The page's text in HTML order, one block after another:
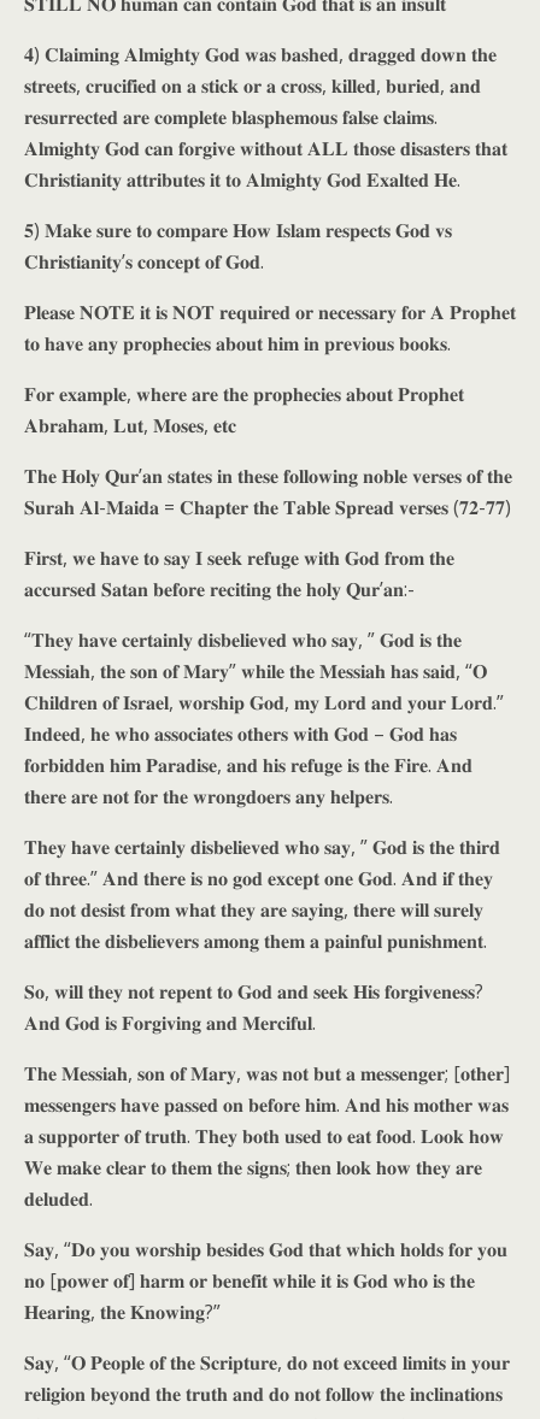
𝟒) 𝐂𝐥𝐚𝐢𝐦𝐢𝐧𝐠 𝐀𝐥𝐦𝐢𝐠𝐡𝐭𝐲 𝐆𝐨𝐝 𝐰𝐚𝐬 𝐛𝐚𝐬𝐡𝐞𝐝, 𝐝𝐫𝐚𝐠𝐠𝐞𝐝 𝐝𝐨𝐰𝐧 𝐭𝐡𝐞
𝐬𝐭𝐫𝐞𝐞𝐭𝐬, 𝐜𝐫𝐮𝐜𝐢𝐟𝐢𝐞𝐝 𝐨𝐧 𝐚 𝐬𝐭𝐢𝐜𝐤 𝐨𝐫 𝐚 𝐜𝐫𝐨𝐬𝐬, 𝐤𝐢𝐥𝐥𝐞𝐝, 𝐛𝐮𝐫𝐢𝐞𝐝, 𝐚𝐧𝐝
𝐫𝐞𝐬𝐮𝐫𝐫𝐞𝐜𝐭𝐞𝐝 𝐚𝐫𝐞 𝐜𝐨𝐦𝐩𝐥𝐞𝐭𝐞 𝐛𝐥𝐚𝐬𝐩𝐡𝐞𝐦𝐨𝐮𝐬 𝐟𝐚𝐥𝐬𝐞 𝐜𝐥𝐚𝐢𝐦𝐬.
𝐀𝐥𝐦𝐢𝐠𝐡𝐭𝐲 𝐆𝐨𝐝 𝐜𝐚𝐧 𝐟𝐨𝐫𝐠𝐢𝐯𝐞 𝐰𝐢𝐭𝐡𝐨𝐮𝐭 𝐀𝐋𝐋 𝐭𝐡𝐨𝐬𝐞 𝐝𝐢𝐬𝐚𝐬𝐭𝐞𝐫𝐬 𝐭𝐡𝐚𝐭
𝐂𝐡𝐫𝐢𝐬𝐭𝐢𝐚𝐧𝐢𝐭𝐲 𝐚𝐭𝐭𝐫𝐢𝐛𝐮𝐭𝐞𝐬 𝐢𝐭 𝐭𝐨 𝐀𝐥𝐦𝐢𝐠𝐡𝐭𝐲 𝐆𝐨𝐝 𝐄𝐱𝐚𝐥𝐭𝐞𝐝 𝐇𝐞.
𝟓) 𝐌𝐚𝐤𝐞 𝐬𝐮𝐫𝐞 𝐭𝐨 𝐜𝐨𝐦𝐩𝐚𝐫𝐞 𝐇𝐨𝐰 𝐈𝐬𝐥𝐚𝐦 𝐫𝐞𝐬𝐩𝐞𝐜𝐭𝐬 𝐆𝐨𝐝 𝐯𝐬
𝐂𝐡𝐫𝐢𝐬𝐭𝐢𝐚𝐧𝐢𝐭𝐲’𝐬 𝐜𝐨𝐧𝐜𝐞𝐩𝐭 𝐨𝐟 𝐆𝐨𝐝.
𝐏𝐥𝐞𝐚𝐬𝐞 𝐍𝐎𝐓𝐄 𝐢𝐭 𝐢𝐬 𝐍𝐎𝐓 𝐫𝐞𝐪𝐮𝐢𝐫𝐞𝐝 𝐨𝐫 𝐧𝐞𝐜𝐞𝐬𝐬𝐚𝐫𝐲 𝐟𝐨𝐫 𝐀 𝐏𝐫𝐨𝐩𝐡𝐞𝐭
𝐭𝐨 𝐡𝐚𝐯𝐞 𝐚𝐧𝐲 𝐩𝐫𝐨𝐩𝐡𝐞𝐜𝐢𝐞𝐬 𝐚𝐛𝐨𝐮𝐭 𝐡𝐢𝐦 𝐢𝐧 𝐩𝐫𝐞𝐯𝐢𝐨𝐮𝐬 𝐛𝐨𝐨𝐤𝐬.
𝐅𝐨𝐫 𝐞𝐱𝐚𝐦𝐩𝐥𝐞, 𝐰𝐡𝐞𝐫𝐞 𝐚𝐫𝐞 𝐭𝐡𝐞 𝐩𝐫𝐨𝐩𝐡𝐞𝐜𝐢𝐞𝐬 𝐚𝐛𝐨𝐮𝐭 𝐏𝐫𝐨𝐩𝐡𝐞𝐭
𝐀𝐛𝐫𝐚𝐡𝐚𝐦, 𝐋𝐮𝐭, 𝐌𝐨𝐬𝐞𝐬, 𝐞𝐭𝐜
𝐓𝐡𝐞 𝐇𝐨𝐥𝐲 𝐐𝐮𝐫’𝐚𝐧 𝐬𝐭𝐚𝐭𝐞𝐬 𝐢𝐧 𝐭𝐡𝐞𝐬𝐞 𝐟𝐨𝐥𝐥𝐨𝐰𝐢𝐧𝐠 𝐧𝐨𝐛𝐥𝐞 𝐯𝐞𝐫𝐬𝐞𝐬 𝐨𝐟 𝐭𝐡𝐞
𝐒𝐮𝐫𝐚𝐡 𝐀𝐥-𝐌𝐚𝐢𝐝𝐚 = 𝐂𝐡𝐚𝐩𝐭𝐞𝐫 𝐭𝐡𝐞 𝐓𝐚𝐛𝐥𝐞 𝐒𝐩𝐫𝐞𝐚𝐝 𝐯𝐞𝐫𝐬𝐞𝐬 (𝟕𝟐-𝟕𝟕)
𝐅𝐢𝐫𝐬𝐭, 𝐰𝐞 𝐡𝐚𝐯𝐞 𝐭𝐨 𝐬𝐚𝐲 𝐈 𝐬𝐞𝐞𝐤 𝐫𝐞𝐟𝐮𝐠𝐞 𝐰𝐢𝐭𝐡 𝐆𝐨𝐝 𝐟𝐫𝐨𝐦 𝐭𝐡𝐞
𝐚𝐜𝐜𝐮𝐫𝐬𝐞𝐝 𝐒𝐚𝐭𝐚𝐧 𝐛𝐞𝐟𝐨𝐫𝐞 𝐫𝐞𝐜𝐢𝐭𝐢𝐧𝐠 𝐭𝐡𝐞 𝐡𝐨𝐥𝐲 𝐐𝐮𝐫’𝐚𝐧:-
“𝐓𝐡𝐞𝐲 𝐡𝐚𝐯𝐞 𝐜𝐞𝐫𝐭𝐚𝐢𝐧𝐥𝐲 𝐝𝐢𝐬𝐛𝐞𝐥𝐢𝐞𝐯𝐞𝐝 𝐰𝐡𝐨 𝐬𝐚𝐲, ” 𝐆𝐨𝐝 𝐢𝐬 𝐭𝐡𝐞
𝐌𝐞𝐬𝐬𝐢𝐚𝐡, 𝐭𝐡𝐞 𝐬𝐨𝐧 𝐨𝐟 𝐌𝐚𝐫𝐲” 𝐰𝐡𝐢𝐥𝐞 𝐭𝐡𝐞 𝐌𝐞𝐬𝐬𝐢𝐚𝐡 𝐡𝐚𝐬 𝐬𝐚𝐢𝐝, “𝐎
𝐂𝐡𝐢𝐥𝐝𝐫𝐞𝐧 𝐨𝐟 𝐈𝐬𝐫𝐚𝐞𝐥, 𝐰𝐨𝐫𝐬𝐡𝐢𝐩 𝐆𝐨𝐝, 𝐦𝐲 𝐋𝐨𝐫𝐝 𝐚𝐧𝐝 𝐲𝐨𝐮𝐫 𝐋𝐨𝐫𝐝.”
𝐈𝐧𝐝𝐞𝐞𝐝, 𝐡𝐞 𝐰𝐡𝐨 𝐚𝐬𝐬𝐨𝐜𝐢𝐚𝐭𝐞𝐬 𝐨𝐭𝐡𝐞𝐫𝐬 𝐰𝐢𝐭𝐡 𝐆𝐨𝐝 – 𝐆𝐨𝐝 𝐡𝐚𝐬
𝐟𝐨𝐫𝐛𝐢𝐝𝐝𝐞𝐧 𝐡𝐢𝐦 𝐏𝐚𝐫𝐚𝐝𝐢𝐬𝐞, 𝐚𝐧𝐝 𝐡𝐢𝐬 𝐫𝐞𝐟𝐮𝐠𝐞 𝐢𝐬 𝐭𝐡𝐞 𝐅𝐢𝐫𝐞. 𝐀𝐧𝐝
𝐭𝐡𝐞𝐫𝐞 𝐚𝐫𝐞 𝐧𝐨𝐭 𝐟𝐨𝐫 𝐭𝐡𝐞 𝐰𝐫𝐨𝐧𝐠𝐝𝐨𝐞𝐫𝐬 𝐚𝐧𝐲 𝐡𝐞𝐥𝐩𝐞𝐫𝐬.
𝐓𝐡𝐞𝐲 𝐡𝐚𝐯𝐞 𝐜𝐞𝐫𝐭𝐚𝐢𝐧𝐥𝐲 𝐝𝐢𝐬𝐛𝐞𝐥𝐢𝐞𝐯𝐞𝐝 𝐰𝐡𝐨 𝐬𝐚𝐲, ” 𝐆𝐨𝐝 𝐢𝐬 𝐭𝐡𝐞 𝐭𝐡𝐢𝐫𝐝
𝐨𝐟 𝐭𝐡𝐫𝐞𝐞.” 𝐀𝐧𝐝 𝐭𝐡𝐞𝐫𝐞 𝐢𝐬 𝐧𝐨 𝐠𝐨𝐝 𝐞𝐱𝐜𝐞𝐩𝐭 𝐨𝐧𝐞 𝐆𝐨𝐝. 𝐀𝐧𝐝 𝐢𝐟 𝐭𝐡𝐞𝐲
𝐝𝐨 𝐧𝐨𝐭 𝐝𝐞𝐬𝐢𝐬𝐭 𝐟𝐫𝐨𝐦 𝐰𝐡𝐚𝐭 𝐭𝐡𝐞𝐲 𝐚𝐫𝐞 𝐬𝐚𝐲𝐢𝐧𝐠, 𝐭𝐡𝐞𝐫𝐞 𝐰𝐢𝐥𝐥 𝐬𝐮𝐫𝐞𝐥𝐲
𝐚𝐟𝐟𝐥𝐢𝐜𝐭 𝐭𝐡𝐞 𝐝𝐢𝐬𝐛𝐞𝐥𝐢𝐞𝐯𝐞𝐫𝐬 𝐚𝐦𝐨𝐧𝐠 𝐭𝐡𝐞𝐦 𝐚 𝐩𝐚𝐢𝐧𝐟𝐮𝐥 𝐩𝐮𝐧𝐢𝐬𝐡𝐦𝐞𝐧𝐭.
𝐒𝐨, 𝐰𝐢𝐥𝐥 𝐭𝐡𝐞𝐲 𝐧𝐨𝐭 𝐫𝐞𝐩𝐞𝐧𝐭 𝐭𝐨 𝐆𝐨𝐝 𝐚𝐧𝐝 𝐬𝐞𝐞𝐤 𝐇𝐢𝐬 𝐟𝐨𝐫𝐠𝐢𝐯𝐞𝐧𝐞𝐬𝐬?
𝐀𝐧𝐝 𝐆𝐨𝐝 𝐢𝐬 𝐅𝐨𝐫𝐠𝐢𝐯𝐢𝐧𝐠 𝐚𝐧𝐝 𝐌𝐞𝐫𝐜𝐢𝐟𝐮𝐥.
𝐓𝐡𝐞 𝐌𝐞𝐬𝐬𝐢𝐚𝐡, 𝐬𝐨𝐧 𝐨𝐟 𝐌𝐚𝐫𝐲, 𝐰𝐚𝐬 𝐧𝐨𝐭 𝐛𝐮𝐭 𝐚 𝐦𝐞𝐬𝐬𝐞𝐧𝐠𝐞𝐫; [𝐨𝐭𝐡𝐞𝐫]
𝐦𝐞𝐬𝐬𝐞𝐧𝐠𝐞𝐫𝐬 𝐡𝐚𝐯𝐞 𝐩𝐚𝐬𝐬𝐞𝐝 𝐨𝐧 𝐛𝐞𝐟𝐨𝐫𝐞 𝐡𝐢𝐦. 𝐀𝐧𝐝 𝐡𝐢𝐬 𝐦𝐨𝐭𝐡𝐞𝐫 𝐰𝐚𝐬
𝐚 𝐬𝐮𝐩𝐩𝐨𝐫𝐭𝐞𝐫 𝐨𝐟 𝐭𝐫𝐮𝐭𝐡. 𝐓𝐡𝐞𝐲 𝐛𝐨𝐭𝐡 𝐮𝐬𝐞𝐝 𝐭𝐨 𝐞𝐚𝐭 𝐟𝐨𝐨𝐝. 𝐋𝐨𝐨𝐤 𝐡𝐨𝐰
𝐖𝐞 𝐦𝐚𝐤𝐞 𝐜𝐥𝐞𝐚𝐫 𝐭𝐨 𝐭𝐡𝐞𝐦 𝐭𝐡𝐞 𝐬𝐢𝐠𝐧𝐬; 𝐭𝐡𝐞𝐧 𝐥𝐨𝐨𝐤 𝐡𝐨𝐰 𝐭𝐡𝐞𝐲 𝐚𝐫𝐞
𝐝𝐞𝐥𝐮𝐝𝐞𝐝.
𝐒𝐚𝐲, “𝐃𝐨 𝐲𝐨𝐮 𝐰𝐨𝐫𝐬𝐡𝐢𝐩 𝐛𝐞𝐬𝐢𝐝𝐞𝐬 𝐆𝐨𝐝 𝐭𝐡𝐚𝐭 𝐰𝐡𝐢𝐜𝐡 𝐡𝐨𝐥𝐝𝐬 𝐟𝐨𝐫 𝐲𝐨𝐮
𝐧𝐨 [𝐩𝐨𝐰𝐞𝐫 𝐨𝐟] 𝐡𝐚𝐫𝐦 𝐨𝐫 𝐛𝐞𝐧𝐞𝐟𝐢𝐭 𝐰𝐡𝐢𝐥𝐞 𝐢𝐭 𝐢𝐬 𝐆𝐨𝐝 𝐰𝐡𝐨 𝐢𝐬 𝐭𝐡𝐞
𝐇𝐞𝐚𝐫𝐢𝐧𝐠, 𝐭𝐡𝐞 𝐊𝐧𝐨𝐰𝐢𝐧𝐠?”
𝐒𝐚𝐲, “𝐎 𝐏𝐞𝐨𝐩𝐥𝐞 𝐨𝐟 𝐭𝐡𝐞 𝐒𝐜𝐫𝐢𝐩𝐭𝐮𝐫𝐞, 𝐝𝐨 𝐧𝐨𝐭 𝐞𝐱𝐜𝐞𝐞𝐝 𝐥𝐢𝐦𝐢𝐭𝐬 𝐢𝐧 𝐲𝐨𝐮𝐫
𝐫𝐞𝐥𝐢𝐠𝐢𝐨𝐧 𝐛𝐞𝐲𝐨𝐧𝐝 𝐭𝐡𝐞 𝐭𝐫𝐮𝐭𝐡 𝐚𝐧𝐝 𝐝𝐨 𝐧𝐨𝐭 𝐟𝐨𝐥𝐥𝐨𝐰 𝐭𝐡𝐞 𝐢𝐧𝐜𝐥𝐢𝐧𝐚𝐭𝐢𝐨𝐧𝐬